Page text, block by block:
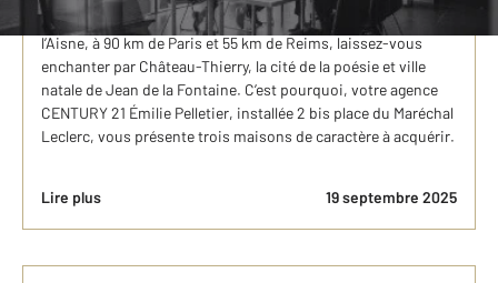
Dans la région des Hauts-de-France, dans le département de
l’Aisne, à 90 km de Paris et 55 km de Reims, laissez-vous
enchanter par Château-Thierry, la cité de la poésie et ville
natale de Jean de la Fontaine. C’est pourquoi, votre agence
CENTURY 21 Émilie Pelletier, installée 2 bis place du Maréchal
Leclerc, vous présente trois maisons de caractère à acquérir.
Lire plus 19 septembre 2025